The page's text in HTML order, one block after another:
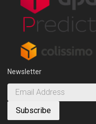
Newsletter